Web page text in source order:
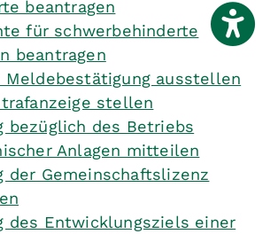
beantragen
für schwerbehinderte
beantragen
ausstellen
stellen
bezüglich des Betriebs
Anlagen mitteilen
der Gemeinschaftslizenz
des Entwicklungsziels einer